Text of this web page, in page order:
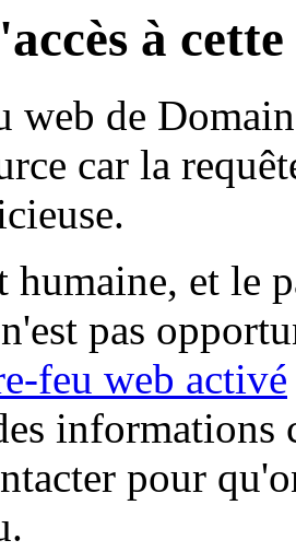
à
web de
car la
humaine, et le
pas
feu web activé
informations
pour